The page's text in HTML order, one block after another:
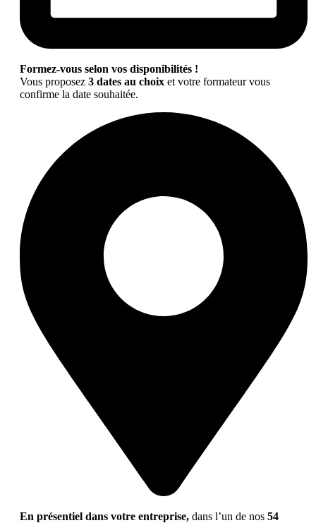
Formez-vous selon vos disponibilités !
Vous proposez 3 dates au choix et votre formateur vous
confirme la date souhaitée.
En présentiel dans votre entreprise, dans l’un de nos 54